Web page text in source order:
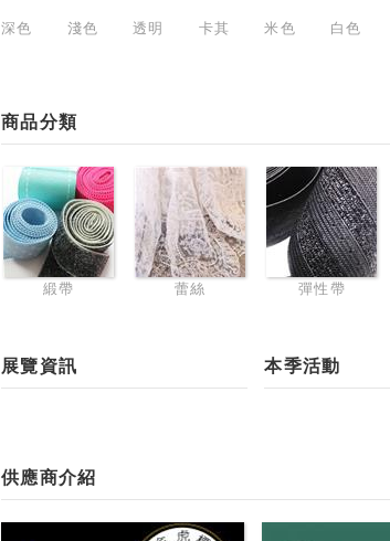
深色 淺色 透明 卡其 米色 白色
商品分類
緞帶 蕾絲 彈性帶
展覽資訊 本季活動
供應商介紹